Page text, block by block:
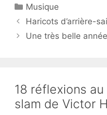
Catégories
Musique
Haricots d’arrière-
Une très belle
18 réflexions au
slam de Victor